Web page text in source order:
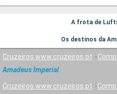
A frota de
Os destinos da
Cruzeiros www.cruzeiros.pt
Amadeus Imperial
Cruzeiros www.cruzeiros.pt